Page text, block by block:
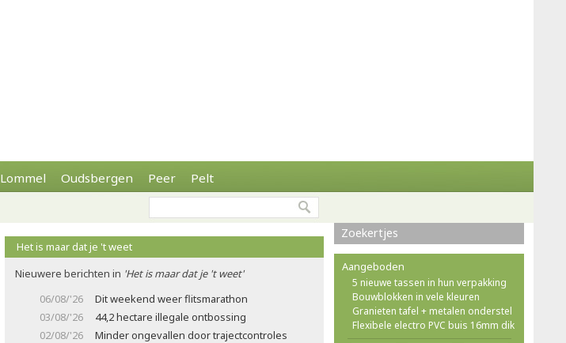
Lommel Oudsbergen Peer Pelt
Het is maar dat je 't weet
Nieuwere berichten in 'Het is maar dat je 't weet'
06/08/'26
Dit weekend weer flitsmarathon
03/08/'26
44,2 hectare illegale ontbossing
02/08/'26
Minder ongevallen door trajectcontroles
Zoekertjes
Aangeboden
5 nieuwe tassen in hun verpakking
Bouwblokken in vele kleuren
Granieten tafel + metalen onderstel
Flexibele electro PVC buis 16mm dik